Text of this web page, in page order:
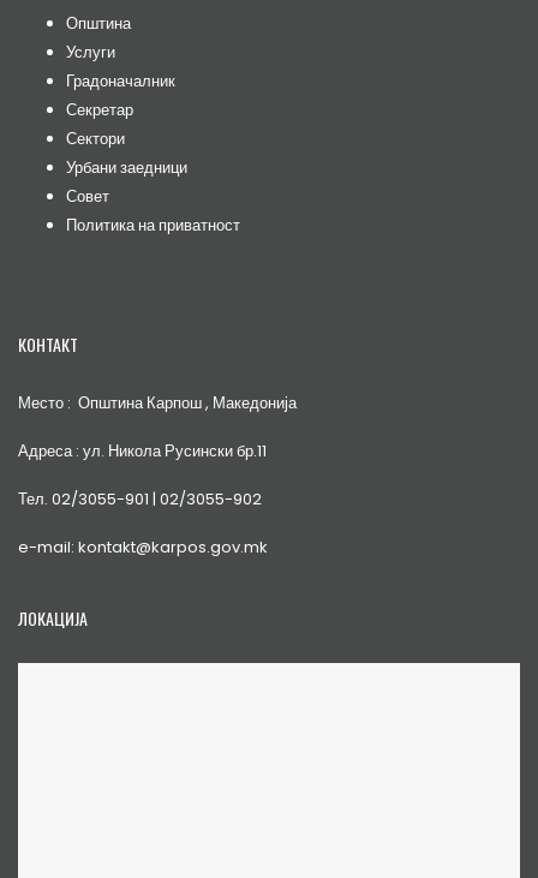
Општина
Услуги
Градоначалник
Секретар
Сектори
Урбани заедници
Совет
Политика на приватност
КОНТАКТ
Место : Општина Карпош , Македонија
Адреса : ул. Никола Русински бр.11
Тел. 02/3055-901 | 02/3055-902
e-mail: kontakt@karpos.gov.mk
ЛОКАЦИЈА